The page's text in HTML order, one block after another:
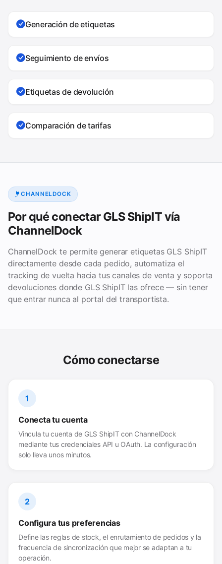
Generación de etiquetas
Seguimiento de envíos
Etiquetas de devolución
Comparación de tarifas
CHANNELDOCK
Por qué conectar GLS ShipIT vía
ChannelDock
ChannelDock te permite generar etiquetas GLS ShipIT
directamente desde cada pedido, automatiza el
tracking de vuelta hacia tus canales de venta y soporta
devoluciones donde GLS ShipIT las ofrece — sin tener
que entrar nunca al portal del transportista.
Cómo conectarse
1
Conecta tu cuenta
Vincula tu cuenta de GLS ShipIT con ChannelDock
mediante tus credenciales API u OAuth. La configuración
solo lleva unos minutos.
2
Configura tus preferencias
Define las reglas de stock, el enrutamiento de pedidos y la
frecuencia de sincronización que mejor se adaptan a tu
operación.